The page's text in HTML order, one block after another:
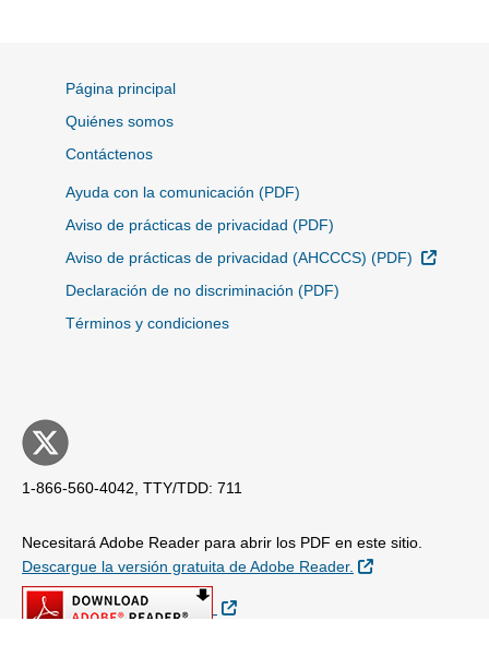
Página principal
Quiénes somos
Contáctenos
Ayuda con la comunicación (PDF)
Aviso de prácticas de privacidad (PDF)
Aviso de prácticas de privacidad (AHCCCS) (PDF)
Sitio
Declaración de no discriminación (PDF)
Términos y condiciones
1-866-560-4042, TTY/TDD: 711
Necesitará Adobe Reader para abrir los PDF en este sitio.
Descargue la versión gratuita de Adobe Reader.
Sitio Externo
Sitio Externo